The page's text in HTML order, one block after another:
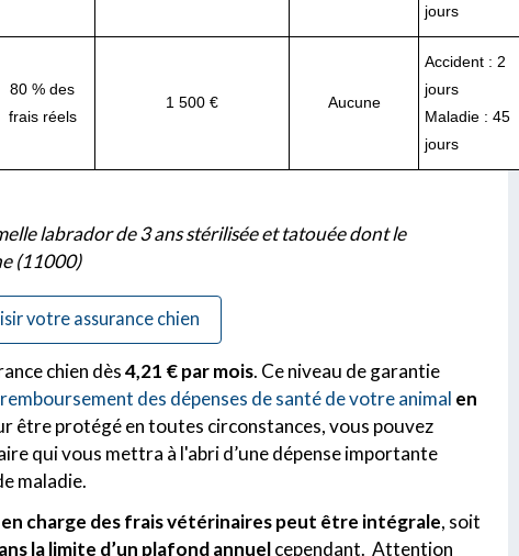
jours
80 % des
frais réels
1 500 € Aucune
Accident : 2
jours
Maladie : 45
jours
labrador de 3 ans stérilisée et tatouée dont le
(11000)
votre assurance chien
chien dès4,21 € par mois. Ce niveau de garantie
remboursement des dépenses de santé de votre animal en
être protégé en toutes circonstances, vous pouvez
qui vous mettra à l'abri d’une dépense importante
maladie.
en charge des frais vétérinaires peut être intégrale, soit
la limite d’un plafond annuelcependant. Attention